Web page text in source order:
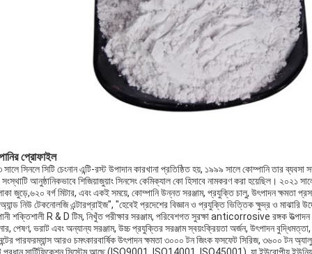
প্রোফাইল
সিনলে সিটি চেংনান এন্টি-রস্ট উপাদান কারখানা প্রতিষ্ঠিত হয়, ১৯৯৯ সালে কোম্পানি তার
সংস্থাটি আনুষ্ঠানিকভাবে শিজিয়াজুয়াং সিনসেং কেমিক্যাল কো হিসাবে নামকরণ করা হয়েছিল। ২০২১
জুড়ে,৬২০ বর্গ মিটার, এবং একই সময়ে, কোম্পানি উন্নত সরঞ্জাম, প্রযুক্তি চালু, উৎপাদন ক্ষমতা
নিউ টেকনোলজি এন্টারপ্রাইজ", "হেবেই প্রদেশের বিজ্ঞান ও প্রযুক্তি ভিত্তিক ক্ষুদ্র ও
শক্তিশালী R & D টিম, নিখুঁত পরীক্ষার সরঞ্জাম, পরিবেশগত সুরক্ষা anticorrosive রঙ্গক
পেষণ, ভরাট এবং অন্যান্য সরঞ্জাম, উচ্চ প্রযুক্তির সরঞ্জাম স্বয়ংক্রিয়তা অর্জন, উৎপাদন
পারফরম্যান্স আরও চমৎকারবার্ষিক উৎপাদন ক্ষমতা ৩০০০ টন জিংক ফসফেট সিরিজ, ৩৬০০ টন
প্রধান সার্টিফিকেশন সিস্টেম আছে (ISO9001, ISO14001, ISO45001), যা ইউরোপীয়